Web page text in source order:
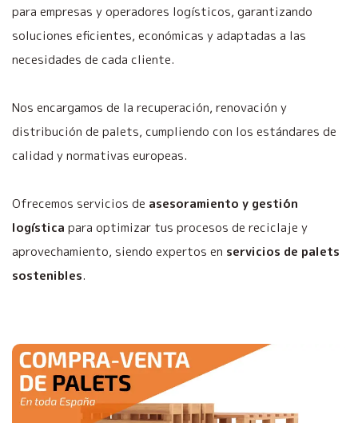
para empresas y operadores logísticos, garantizando
soluciones eficientes, económicas y adaptadas a las
necesidades de cada cliente.
Nos encargamos de la recuperación, renovación y
distribución de palets, cumpliendo con los estándares de
calidad y normativas europeas.
Ofrecemos servicios de asesoramiento y gestión
logística para optimizar tus procesos de reciclaje y
aprovechamiento, siendo expertos en servicios de palets
sostenibles.